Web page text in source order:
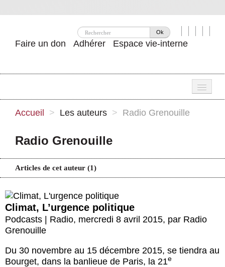
Ok
Faire un don Adhérer Espace vie-interne
Nos idées
Se mobiliser
Agenda
Actus et médias
Boutique
Accueil > Les auteurs > Radio Grenouille
Radio Grenouille
Articles de cet auteur (1)
Climat, L’urgence politique
Podcasts | Radio, mercredi 8 avril 2015, par Radio
Grenouille
Du 30 novembre au 15 décembre 2015, se tiendra au
Bourget, dans la banlieue de Paris, la 21e